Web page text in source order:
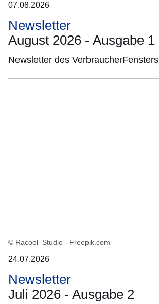
07.08.2026
Newsletter
August 2026 - Ausgabe 1
Newsletter des VerbraucherFensters
© Racool_Studio - Freepik.com
24.07.2026
Newsletter
Juli 2026 - Ausgabe 2